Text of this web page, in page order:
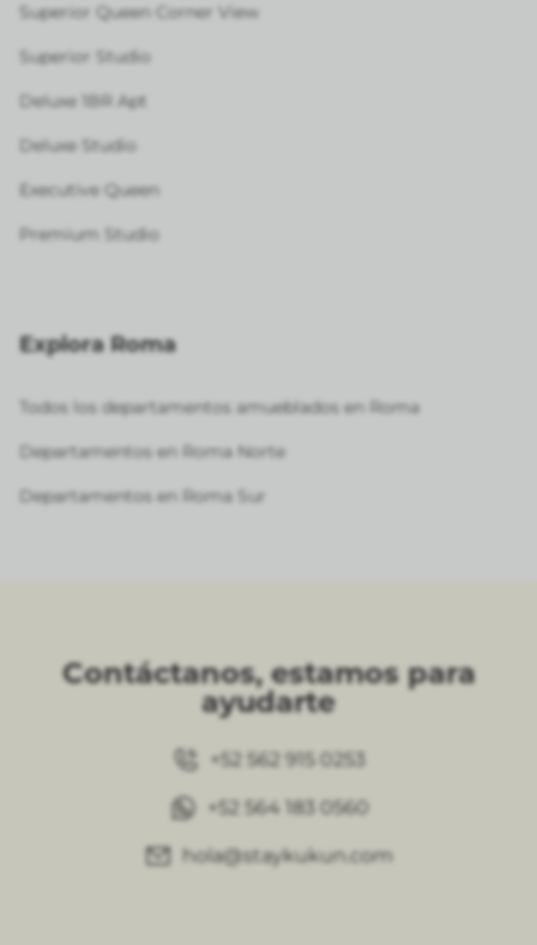
Superior Queen Corner View
Superior Studio
Deluxe 1BR Apt
Deluxe Studio
Executive Queen
Premium Studio
Explora Roma
Todos los departamentos amueblados en Roma
Departamentos en Roma Norte
Departamentos en Roma Sur
Contáctanos, estamos para
ayudarte
+52 562 915 0253
+52 564 183 0560
hola@staykukun.com